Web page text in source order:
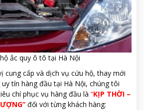
ắc quy ô tô tại Hà Nội
cung cấp và dịch vụ cứu hộ, thay mới
tín hàng đầu tại Hà Nội, chúng tôi
chí phục vụ hàng đầu là “KỊP THỜI –
đối với từng khách hàng: